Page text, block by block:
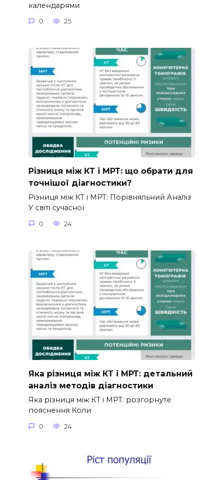
календарями
0 25
Різниця між КТ і МРТ: що обрати для
точнішої діагностики?
Різниця між КТ і МРТ: Порівняльний Аналіз
У світі сучасної
0 24
Яка різниця між КТ і МРТ: детальний
аналіз методів діагностики
Яка різниця між КТ і МРТ: розгорнуте
пояснення Коли
0 24